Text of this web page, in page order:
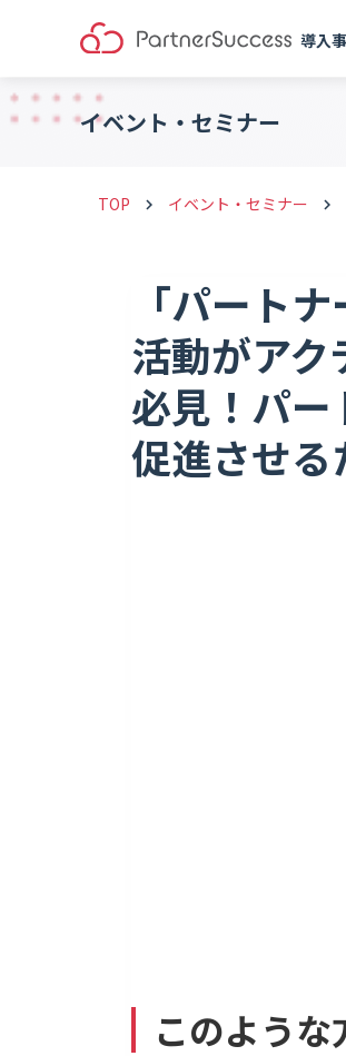
イベント・セミナー
TOP keyboard_arrow_right イベント・セミナー keyboard_arrow_right
「パート
活動がア
必見！パ
促進させ
このよう
導入